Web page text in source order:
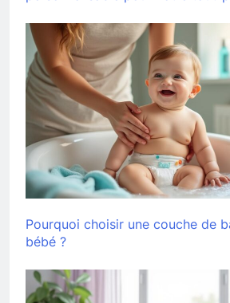
Pourquoi choisir une couche de
bébé ?